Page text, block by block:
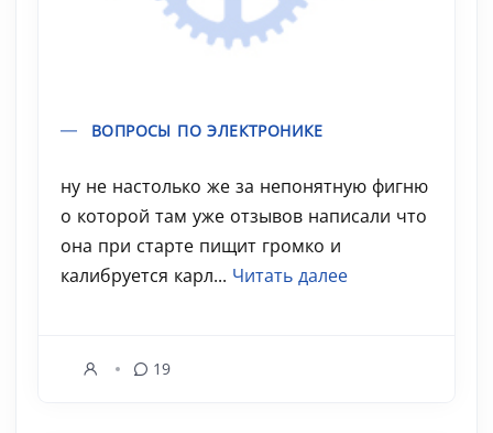
ВОПРОСЫ ПО ЭЛЕКТРОНИКЕ
ну не настолько же за непонятную фигню
о которой там уже отзывов написали что
она при старте пищит громко и
калибруется карл... Читать далее
19